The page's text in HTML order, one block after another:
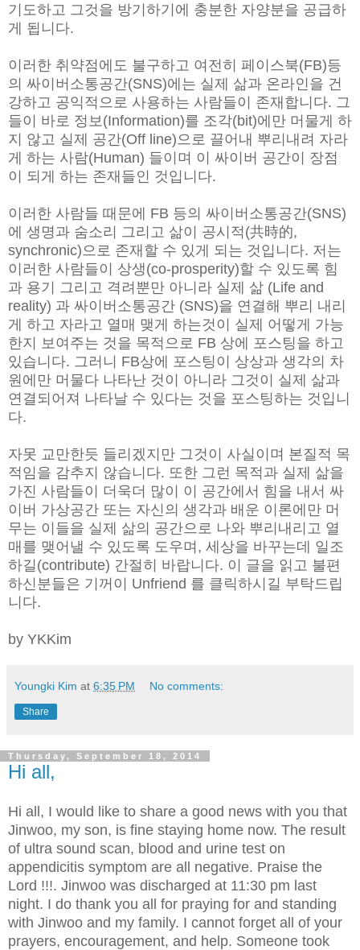
기도하고 그것을 방기하기에 충분한 자양분을 공급하
게 됩니다.
이러한 취약점에도 불구하고 여전히 페이스북(FB)등
의 싸이버소통공간(SNS)에는 실제 삶과 온라인을 건
강하고 공익적으로 사용하는 사람들이 존재합니다. 그
들이 바로 정보(Information)를 조각(bit)에만 머물게 하
지 않고 실제 공간(Off line)으로 끌어내 뿌리내려 자라
게 하는 사람(Human) 들이며 이 싸이버 공간이 장점
이 되게 하는 존재들인 것입니다.
이러한 사람들 때문에 FB 등의 싸이버소통공간(SNS)
에 생명과 숨소리 그리고 삶이 공시적(共時的,
synchronic)으로 존재할 수 있게 되는 것입니다. 저는
이러한 사람들이 상생(co-prosperity)할 수 있도록 힘
과 용기 그리고 격려뿐만 아니라 실제 삶 (Life and
reality) 과 싸이버소통공간 (SNS)을 연결해 뿌리 내리
게 하고 자라고 열매 맺게 하는것이 실제 어떻게 가능
한지 보여주는 것을 목적으로 FB 상에 포스팅을 하고
있습니다. 그러니 FB상에 포스팅이 상상과 생각의 차
원에만 머물다 나타난 것이 아니라 그것이 실제 삶과
연결되어져 나타날 수 있다는 것을 포스팅하는 것입니
다.
자못 교만한듯 들리겠지만 그것이 사실이며 본질적 목
적임을 감추지 않습니다. 또한 그런 목적과 실제 삶을
가진 사람들이 더욱더 많이 이 공간에서 힘을 내서 싸
이버 가상공간 또는 자신의 생각과 배운 이론에만 머
무는 이들을 실제 삶의 공간으로 나와 뿌리내리고 열
매를 맺어낼 수 있도록 도우며, 세상을 바꾸는데 일조
하길(contribute) 간절히 바랍니다. 이 글을 읽고 불편
하신분들은 기꺼이 Unfriend 를 클릭하시길 부탁드립
니다.
by YKKim
Youngki Kim at 6:35 PM No comments:
Share
Thursday, September 18, 2014
Hi all,
Hi all, I would like to share a good news with you that
Jinwoo, my son, is fine staying home now. The result
of ultra sound scan, blood and urine test on
appendicitis symptom are all negative. Praise the
Lord !!!. Jinwoo was discharged at 11:30 pm last
night. I do thank you all for praying for and standing
with Jinwoo and my family. I cannot forget all of your
prayers, encouragement, and help. Someone took